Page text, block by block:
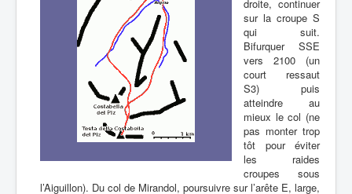
droite, continuer
sur la croupe S
qui suit.
Bifurquer SSE
vers 2100 (un
court ressaut
S3) puis
atteindre au
mieux le col (ne
pas monter trop
tôt pour éviter
les raides
croupes sous
l’Aiguillon). Du col de Mirandol, poursuivre sur l’arête E, large,